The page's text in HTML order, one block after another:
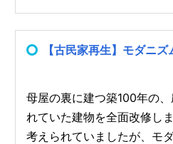
【古民家再生】モダニ
母屋の裏に建つ築100年の
れていた建物を全面改修し
考えられていましたが、モ